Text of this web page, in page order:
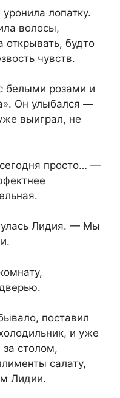
лопатку.
волосы,
открывать, будто
чувств.
белыми розами и
Он улыбался —
выиграл, не
просто… —
Лидия. — Мы
поставил
и уже
за столом,
салату,
Лидии.